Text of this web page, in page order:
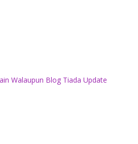
Walaupun Blog Tiada Update